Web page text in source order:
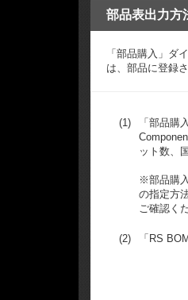
部品表出力方
「部品購入」ダ
は、部品に登録
(1)
「部品購
ット数、
※部品購
の指定方
ご確認く
(2) 「RS